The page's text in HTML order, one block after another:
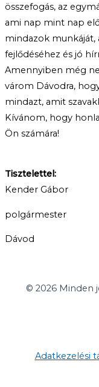
összefogás, az
ami nap mint nap
mindazok munkáját,
fejlődéséhez és jó
Amennyiben még
várom Dávodra,
mindazt, amit
Kívánom, hogy
Ön számára!
Tisztelettel:
Kender Gábor
polgármester
Dávod
© 2026 Minden
Adatkezelési